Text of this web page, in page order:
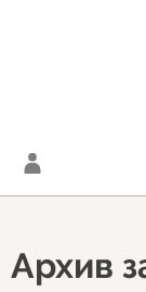
Архив